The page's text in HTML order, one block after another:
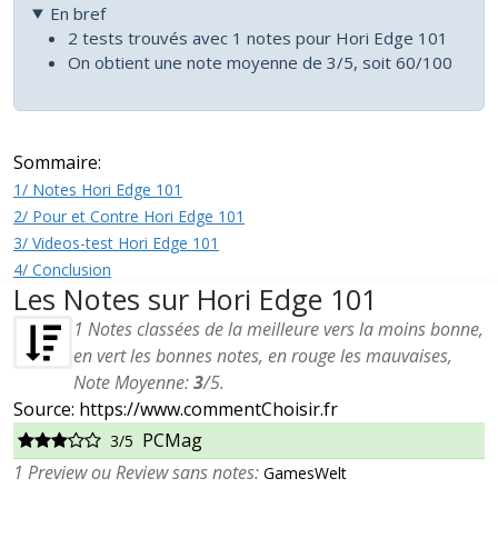
En bref
2 tests trouvés avec 1 notes pour Hori Edge 101
On obtient une note moyenne de 3/5, soit 60/100
Sommaire:
1/ Notes Hori Edge 101
2/ Pour et Contre Hori Edge 101
3/ Videos-test Hori Edge 101
4/ Conclusion
Les Notes sur Hori Edge 101
1 Notes classées de la meilleure vers la moins bonne,
en vert les bonnes notes, en rouge les mauvaises,
Note Moyenne:3/5.
Source: https://www.commentChoisir.fr
3/5 PCMag
1 Preview ou Review sans notes: GamesWelt